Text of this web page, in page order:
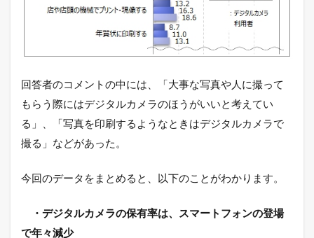
回答者のコメントの中には、「大事な写真や人に撮って
もらう際にはデジタルカメラのほうがいいと考えてい
る」、「写真を印刷するようなときはデジタルカメラで
撮る」などがあった。
今回のデータをまとめると、以下のことがわかります。
・デジタルカメラの保有率は、スマートフォンの登場
で年々減少